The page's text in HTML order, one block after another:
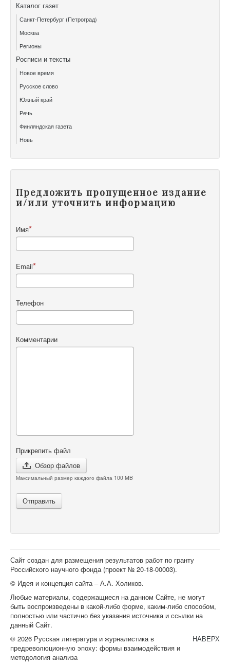
Каталог газет
Санкт-Петербург (Петроград)
Москва
Регионы
Росписи и тексты
Новое время
Русское слово
Южный край
Речь
Финляндская газета
Новь
Предложить пропущенное издание
и/или уточнить информацию
Имя
Email
Телефон
Комментарии
Прикрепить файл
Обзор файлов
Максимальный размер каждого файла 100 MB
Отправить
Сайт создан для размещения результатов работ по гранту
Российского научного фонда (проект № 20-18-00003).
© Идея и концепция сайта – А.А. Холиков.
Любые материалы, содержащиеся на данном Сайте, не могут
быть воспроизведены в какой-либо форме, каким-либо способом,
полностью или частично без указания источника и ссылки на
данный Сайт.
НАВЕРХ
© 2026 Русская литература и журналистика в
предреволюционную эпоху: формы взаимодействия и
методология анализа